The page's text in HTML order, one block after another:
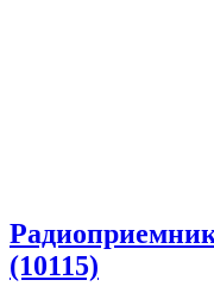
(10115)